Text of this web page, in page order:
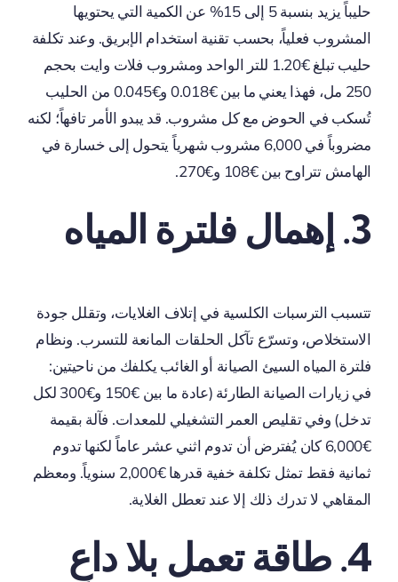
حليباً يزيد بنسبة 5 إلى 15% عن الكمية التي يحتويها
المشروب فعلياً، بحسب تقنية استخدام الإبريق. وعند تكلفة
حليب تبلغ €1.20 للتر الواحد ومشروب فلات وايت بحجم
250 مل، فهذا يعني ما بين €0.018 و€0.045 من الحليب
تُسكب في الحوض مع كل مشروب. قد يبدو الأمر تافهاً؛ لكنه
مضروباً في 6,000 مشروب شهرياً يتحول إلى خسارة في
الهامش تتراوح بين €108 و€270.
3. إهمال فلترة المياه
تتسبب الترسبات الكلسية في إتلاف الغلايات، وتقلل جودة
الاستخلاص، وتسرّع تآكل الحلقات المانعة للتسرب. ونظام
فلترة المياه السيئ الصيانة أو الغائب يكلفك من ناحيتين:
في زيارات الصيانة الطارئة (عادة ما بين €150 و€300 لكل
تدخل) وفي تقليص العمر التشغيلي للمعدات. فآلة بقيمة
€6,000 كان يُفترض أن تدوم اثني عشر عاماً لكنها تدوم
ثمانية فقط تمثل تكلفة خفية قدرها €2,000 سنوياً. ومعظم
المقاهي لا تدرك ذلك إلا عند تعطل الغلاية.
4. طاقة تعمل بلا داعٍ